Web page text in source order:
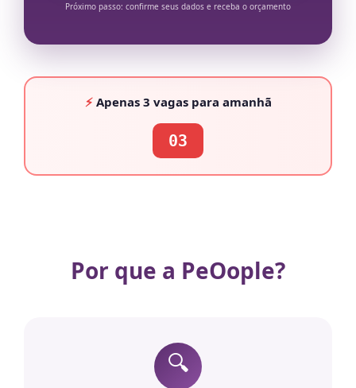
Próximo passo: confirme seus dados e receba o orçamento
⚡Apenas 3 vagaspara amanhã
03
Por que a PeOople?
🔍